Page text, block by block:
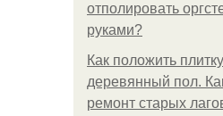
отполировать
руками?
Как положить
деревянный пол.
ремонт старых